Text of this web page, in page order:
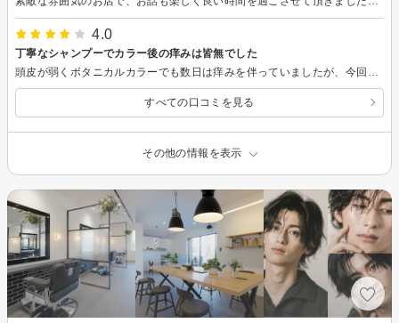
4.0
丁寧なシャンプーでカラー後の痒みは皆無でした
すべての口コミを見る
その他の情報を表示